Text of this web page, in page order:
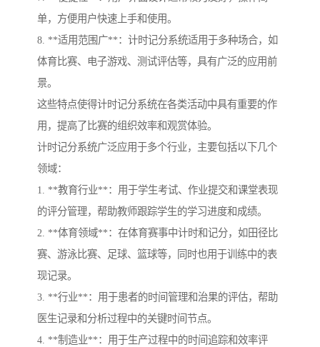
单，方便用户快速上手和使用。
8. **适用范围广**：计时记分系统适用于多种场合，如
体育比赛、电子游戏、测试评估等，具有广泛的应用前
景。
这些特点使得计时记分系统在各类活动中具有重要的作
用，提高了比赛的组织效率和观赏体验。
计时记分系统广泛应用于多个行业，主要包括以下几个
领域：
1. **教育行业**：用于学生考试、作业提交和课堂表现
的评分管理，帮助教师跟踪学生的学习进度和成绩。
2. **体育领域**：在体育赛事中计时和记分，如田径比
赛、游泳比赛、足球、篮球等，同时也用于训练中的表
现记录。
3. **行业**：用于患者的时间管理和治果的评估，帮助
医生记录和分析过程中的关键时间节点。
4. **制造业**：用于生产过程中的时间追踪和效率评